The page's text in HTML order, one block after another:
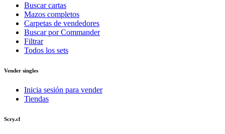
Buscar cartas
Mazos completos
Carpetas de vendedores
Buscar por Commander
Filtrar
Todos los sets
Vender singles
Inicia sesión para vender
Tiendas
Scry.cl